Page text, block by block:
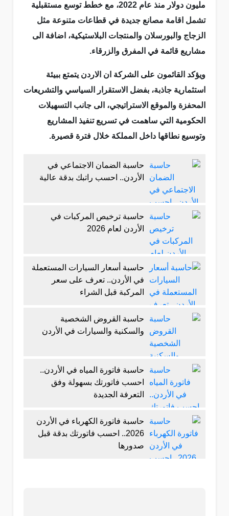
مليون دولار منذ عام 2022، مع خطط توسع مستقبلية
تشمل اقامة مصانع جديدة في قطاعات متنوعة مثل
الزجاج والبورسلان والمنتجات البلاستيكية، اضافة الى
مشاريع قائمة في المفرق والزرقاء.
ويؤكد القائمون على الشركة ان الاردن يتمتع ببيئة
استثمارية جاذبة، بفضل الاستقرار السياسي والتشريعات
المحفزة والموقع الاستراتيجي، الى جانب التسهيلات
الحكومية التي ساهمت في تسريع تنفيذ المشاريع
وتوسيع نطاقها داخل المملكة خلال فترة قصيرة.
حاسبة الضمان الاجتماعي في
الأردن.. احسب راتبك بدقة عالية
حاسبة ترخيص المركبات في
الأردن لعام 2026
حاسبة أسعار السيارات المستعملة
في الأردن.. تعرف على سعر
المركبة قبل الشراء
حاسبة القروض الشخصية
والسكنية والسيارات في الأردن
حاسبة فاتورة المياه في الأردن..
احسب فاتورتك بسهولة وفق
التعرفة الجديدة
حاسبة فاتورة الكهرباء في الأردن
2026.. احسب فاتورتك بدقة قبل
صدورها